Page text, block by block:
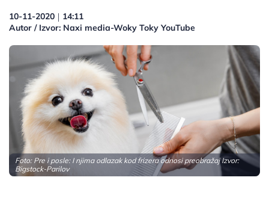
10-11-2020 | 14:11
Autor / Izvor: Naxi media-Woky Toky YouTube
Foto: Pre i posle: I njima odlazak kod frizera odnosi preobražaj Izvor:
Bigstock-Parilov